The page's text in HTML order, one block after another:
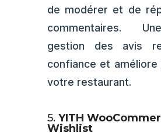
de modérer et de
commentaires.
gestion des avis
confiance et
votre restaurant.
5. YITH
Wishlist